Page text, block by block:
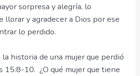
sorpresa y alegría, lo
llorar y agradecer a Dios por ese
lo perdido.
historia de una mujer que perdió
15:8-10. ¿O qué mujer que tiene